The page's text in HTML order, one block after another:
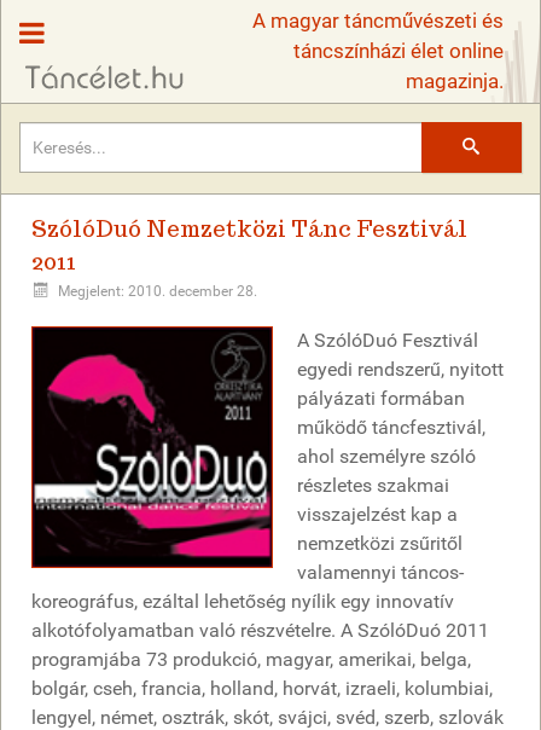
A magyar táncművészeti és
táncszínházi élet online
magazinja.
SzólóDuó Nemzetközi Tánc Fesztivál
2011
Megjelent: 2010. december 28.
A SzólóDuó Fesztivál
egyedi rendszerű, nyitott
pályázati formában
működő táncfesztivál,
ahol személyre szóló
részletes szakmai
visszajelzést kap a
nemzetközi zsűritől
valamennyi táncos-
koreográfus, ezáltal lehetőség nyílik egy innovatív
alkotófolyamatban való részvételre. A SzólóDuó 2011
programjába 73 produkció, magyar, amerikai, belga,
bolgár, cseh, francia, holland, horvát, izraeli, kolumbiai,
lengyel, német, osztrák, skót, svájci, svéd, szerb, szlovák